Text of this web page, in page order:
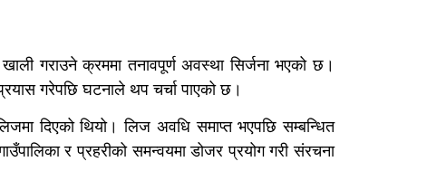
गराउने क्रममा तनावपूर्ण अवस्था सिर्जना भएको छ।
गरेपछि घटनाले थप चर्चा पाएको छ।
दिएको थियो। लिज अवधि समाप्त भएपछि सम्बन्धित
र प्रहरीको समन्वयमा डोजर प्रयोग गरी संरचना